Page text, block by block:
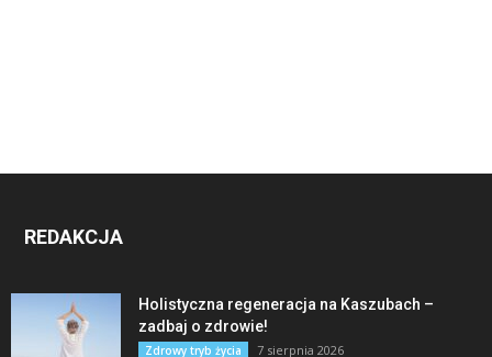
REDAKCJA
Holistyczna regeneracja na Kaszubach –
zadbaj o zdrowie!
Zdrowy tryb życia 7 sierpnia 2026